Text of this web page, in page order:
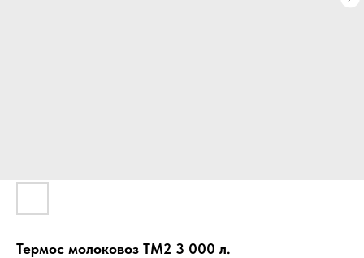
Термос молоковоз ТМ2 3 000 л.